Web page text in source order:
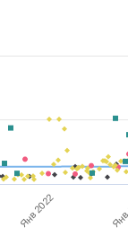
Янв 2022